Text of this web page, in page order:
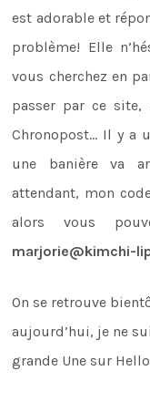
est adorable et
problème! Elle
vous cherchez en
passer par ce site,
Chronopost… Il y a
une banière va
attendant, mon
alors vous
marjorie@kimchi-
On se retrouve
aujourd’hui, je ne
grande Une sur